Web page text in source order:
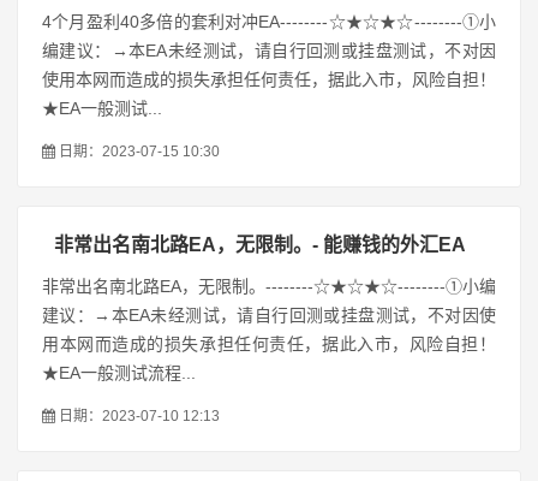
4个月盈利40多倍的套利对冲EA--------☆★☆★☆--------①小
编建议：→本EA未经测试，请自行回测或挂盘测试，不对因
使用本网而造成的损失承担任何责任，据此入市，风险自担！
★EA一般测试...
日期：2023-07-15 10:30
非常出名南北路EA，无限制。- 能赚钱的外汇EA
非常出名南北路EA，无限制。--------☆★☆★☆--------①小编
建议：→本EA未经测试，请自行回测或挂盘测试，不对因使
用本网而造成的损失承担任何责任，据此入市，风险自担！
★EA一般测试流程...
日期：2023-07-10 12:13